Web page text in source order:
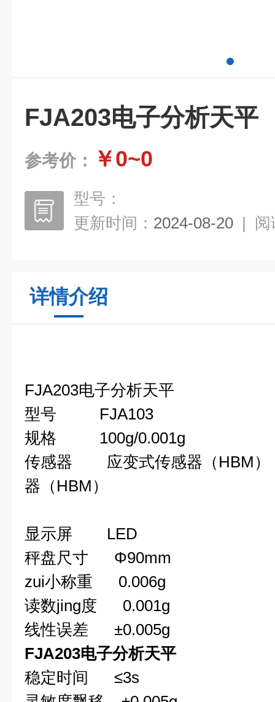
FJA203电子分析天平
参考价： ￥0~0
型号：
更新时间： 2024-08-20 | 阅
详情介绍
FJA203电子分析天平
型号 FJA103
规格 100g/0.001g
传感器
应变式传感器（HBM）
器（HBM）
显示屏 LED
秤盘尺寸 Φ90mm
zui小称重 0.006g
读数jing度 0.001g
线性误差 ±0.005g
FJA203电子分析天平
稳定时间 ≤3s